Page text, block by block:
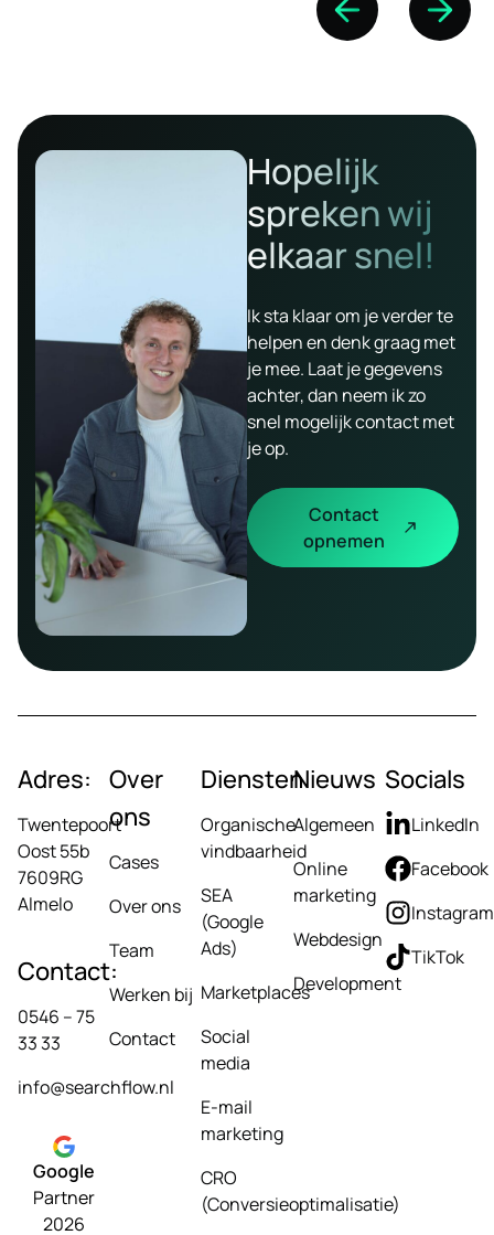
Hopelijk
spreken wij
elkaar snel!
Ik sta klaar om je verder te
helpen en denk graag met
je mee. Laat je gegevens
achter, dan neem ik zo
snel mogelijk contact met
je op.
Contact
opnemen
Adres:
Twentepoort
Oost 55b
7609RG
Almelo
Contact:
0546 – 75
33 33
info@searchflow.nl
Google
Partner
2026
Over
ons
Cases
Over ons
Team
Werken bij
Contact
Diensten
Organische
vindbaarheid
SEA
(Google
Ads)
Marketplaces
Social
media
E-mail
marketing
CRO
(Conversieoptimalisatie)
Nieuws
Algemeen
Online
marketing
Webdesign
Development
Socials
LinkedIn
Facebook
Instagram
TikTok